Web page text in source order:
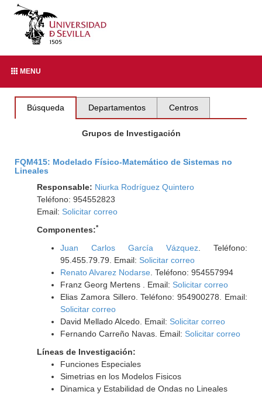
MENU
Búsqueda Departamentos Centros
Grupos de Investigación
FQM415: Modelado Físico-Matemático de Sistemas no
Lineales
Responsable: Niurka Rodríguez Quintero
Teléfono: 954552823
Email: Solicitar correo
Componentes:*
Juan Carlos García Vázquez. Teléfono:
95.455.79.79. Email: Solicitar correo
Renato Alvarez Nodarse . Teléfono: 954557994
Franz Georg Mertens . Email: Solicitar correo
Elias Zamora Sillero. Teléfono: 954900278. Email:
Solicitar correo
David Mellado Alcedo. Email: Solicitar correo
Fernando Carreño Navas. Email: Solicitar correo
Líneas de Investigación:
Funciones Especiales
Simetrias en los Modelos Fisicos
Dinamica y Estabilidad de Ondas no Lineales